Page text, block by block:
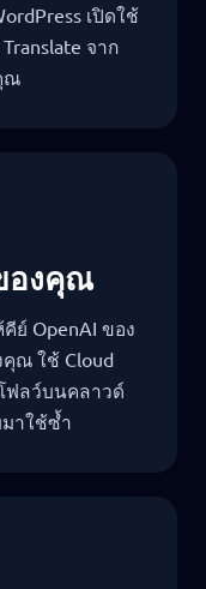
เปิดใช้
จาก
ณ
องคุณ
ย์ OpenAI ของ
ณ ใช้ Cloud
ฟลว์บนคลาวด์
มาใช้ซ้ำ